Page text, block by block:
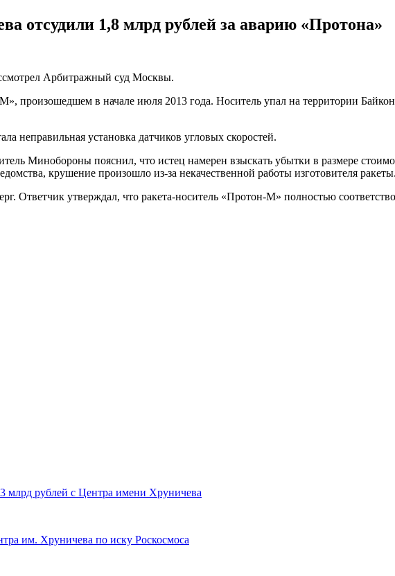
отсудили 1,8 млрд рублей за аварию «Протона»
Арбитражный суд Москвы.
произошедшем в начале июля 2013 года. Носитель упал на территории
неправильная установка датчиков угловых скоростей.
Минобороны пояснил, что истец намерен взыскать убытки в размере
крушение произошло из-за некачественной работы изготовителя ракеты.
Ответчик утверждал, что ракета-носитель «Протон-М» полностью
млрд рублей с Центра имени Хруничева
им. Хруничева по иску Роскосмоса